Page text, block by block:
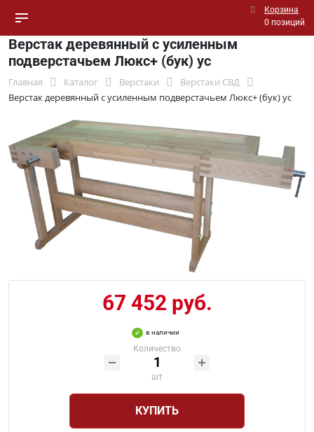
Корзина
0 позиций
Верстак деревянный с усиленным
подверстачьем Люкс+ (бук) ус
Главная Каталог Верстаки
Верстаки СВД
Верстак деревянный с усиленным подверстачьем Люкс+ (бук) ус
67 452 руб.
в наличии
Количество
шт
КУПИТЬ